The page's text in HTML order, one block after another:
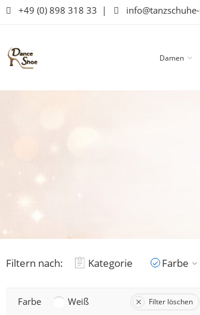
+49 (0) 898 318 33 |
Damen
Filtern nach: Kategorie Farbe
Farbe Weiß Filter löschen